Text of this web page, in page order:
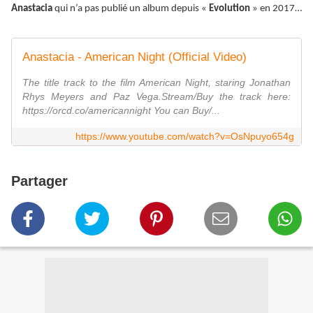
Anastacia qui n’a pas publié un album depuis « Evolution » en 2017…
Anastacia - American Night (Official Video)
The title track to the film American Night, staring Jonathan
Rhys Meyers and Paz Vega.Stream/Buy the track here:
https://orcd.co/americannight You can Buy/...
https://www.youtube.com/watch?v=OsNpuyo654g
Partager